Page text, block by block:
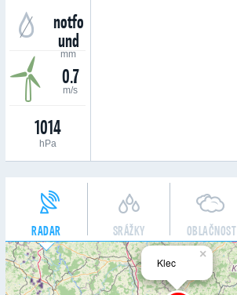
notfo
und
mm
0.7
m/s
1014
hPa
RADAR SRÁŽKY OBLAČNOST
×
Klec